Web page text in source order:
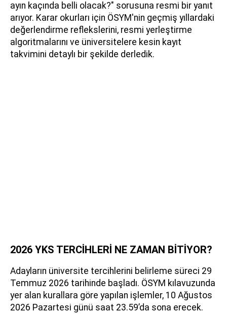
ayın kaçında belli olacak?" sorusuna resmi bir yanıt
arıyor. Karar okurları için ÖSYM'nin geçmiş yıllardaki
değerlendirme reflekslerini, resmi yerleştirme
algoritmalarını ve üniversitelere kesin kayıt
takvimini detaylı bir şekilde derledik.
2026 YKS TERCİHLERİ NE ZAMAN BİTİYOR?
Adayların üniversite tercihlerini belirleme süreci 29
Temmuz 2026 tarihinde başladı. ÖSYM kılavuzunda
yer alan kurallara göre yapılan işlemler, 10 Ağustos
2026 Pazartesi günü saat 23.59’da sona erecek.